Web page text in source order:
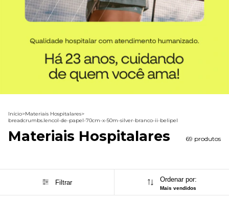
Início>Materiais Hospitalares>
breadcrumbs.lencol-de-papel-70cm-x-50m-silver-branco-ii-belipel
Materiais Hospitalares 69 produtos
Filtrar Ordenar por:
Mais vendidos